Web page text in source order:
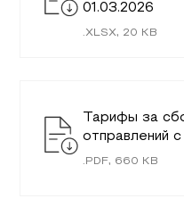
01.03.2026
XLSX, 20 KB
Тарифы за
отправлений с
. PDF, 660 KB